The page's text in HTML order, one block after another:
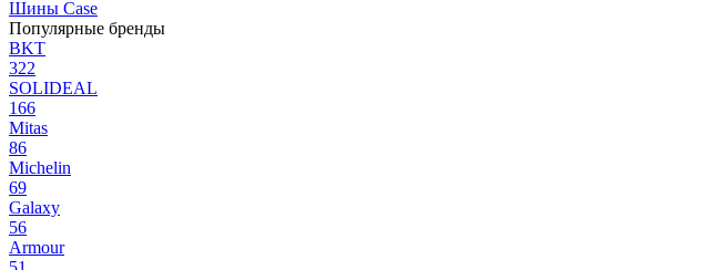
Шины Case
Популярные бренды
BKT
322
SOLIDEAL
166
Mitas
86
Michelin
69
Galaxy
56
Armour